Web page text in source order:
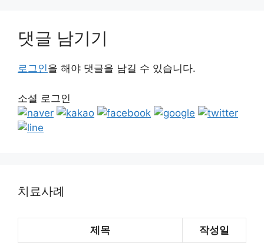
댓글 남기기
로그인을 해야 댓글을 남길 수 있습니다.
소셜 로그인
치료사례
제목 작성일